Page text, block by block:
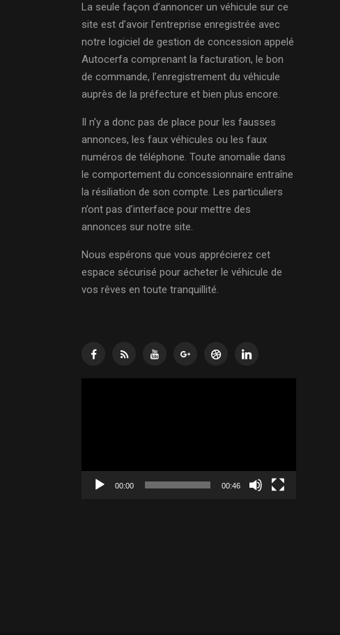
La seule façon d’annoncer un véhicule sur ce
site est d’avoir l’entreprise enregistrée avec
notre logiciel de gestion de concession appelé
Autocerfa comprenant la facturation, le bon
de commande, l’enregistrement du véhicule
auprès de la préfecture et bien plus encore.
Il n’y a donc pas de place pour les fausses
annonces, les faux véhicules ou les faux
numéros de téléphone. Toute anomalie dans
le comportement du concessionnaire entraîne
la résiliation de son compte. Les particuliers
n’ont pas d’interface pour mettre des
annonces sur notre site.
Nous espérons que vous apprécierez cet
espace sécurisé pour acheter le véhicule de
vos rêves en toute tranquillité.
00:00 00:46